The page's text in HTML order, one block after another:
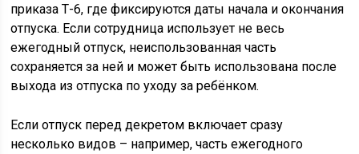
приказа Т-6, где фиксируются даты начала и окончания
отпуска. Если сотрудница использует не весь
ежегодный отпуск, неиспользованная часть
сохраняется за ней и может быть использована после
выхода из отпуска по уходу за ребёнком.
Если отпуск перед декретом включает сразу
несколько видов – например, часть ежегодного